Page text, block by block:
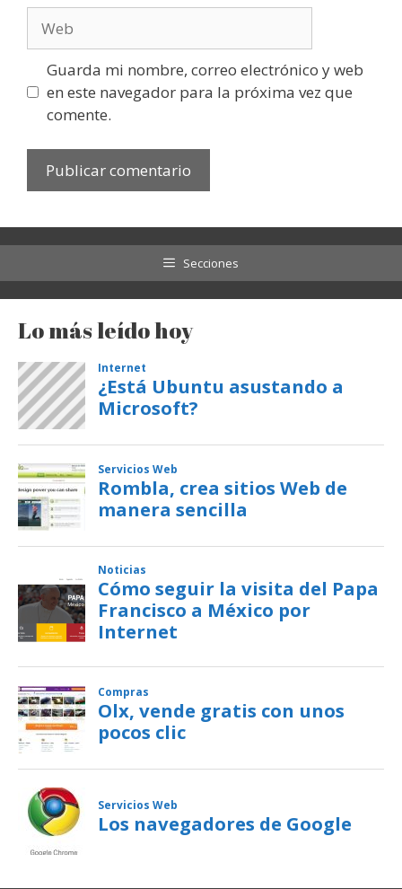
Guarda mi nombre, correo electrónico y web
en este navegador para la próxima vez que
comente.
Secciones
Lo más leído hoy